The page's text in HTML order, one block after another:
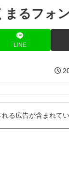
るフォン
LINE
る広告が含まれて